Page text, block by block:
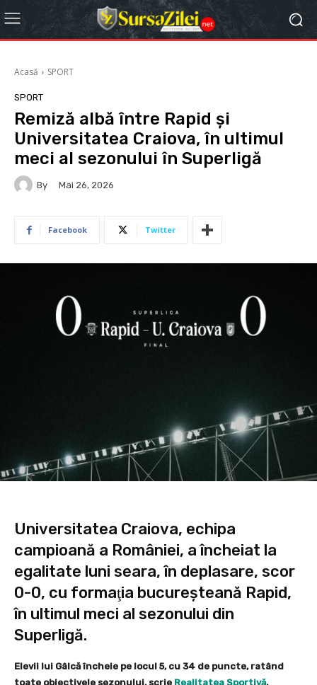
Acasă SPORT
SPORT
Remiză albă între Rapid și
Universitatea Craiova, în ultimul
meci al sezonului în Superligă
By Mai 26, 2026
Facebook Twitter
Universitatea Craiova, echipa
campioană a României, a încheiat la
egalitate luni seara, în deplasare, scor
0-0, cu formaţia bucureşteană Rapid,
în ultimul meci al sezonului din
Superligă.
Elevii lui Gâlcă încheie pe locul 5, cu 34 de puncte, ratând
toate obiectivele sezonului, scrie Realitatea Sportivă.